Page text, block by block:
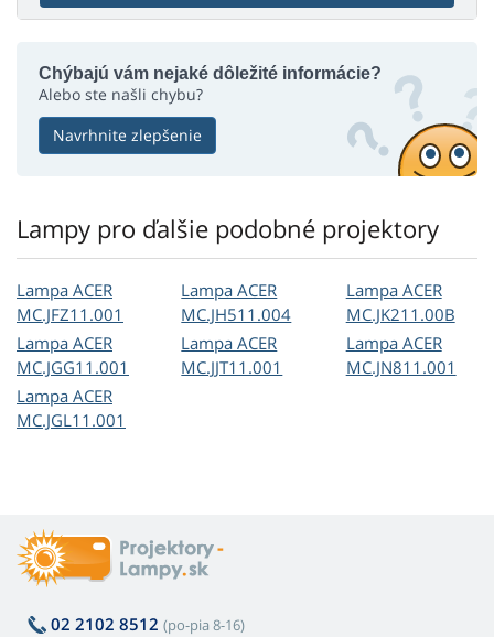
Chýbajú vám nejaké dôležité informácie?
Alebo ste našli chybu?
Navrhnite zlepšenie
Lampy pro ďalšie podobné projektory
Lampa ACER
MC.JFZ11.001
Lampa ACER
MC.JGG11.001
Lampa ACER
MC.JGL11.001
Lampa ACER
MC.JH511.004
Lampa ACER
MC.JJT11.001
Lampa ACER
MC.JK211.00B
Lampa ACER
MC.JN811.001
02 2102 8512 (po-pia 8-16)